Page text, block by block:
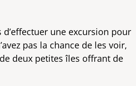
une excursion pour
pas la chance de les voir,
deux petites îles offrant de